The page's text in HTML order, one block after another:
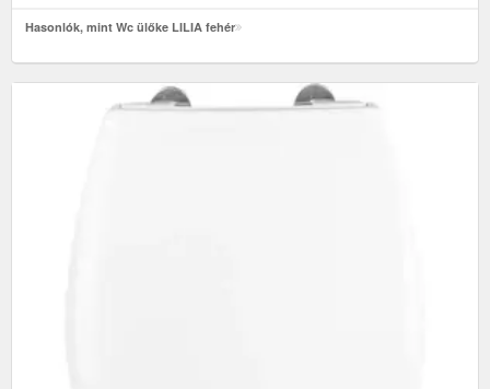
Hasonlók, mint Wc ülőke LILIA fehér